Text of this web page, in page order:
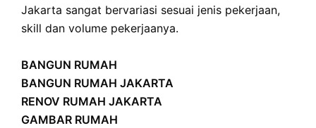
Jakarta sangat bervariasi sesuai jenis pekerjaan,
skill dan volume pekerjaanya.
BANGUN RUMAH
BANGUN RUMAH JAKARTA
RENOV RUMAH JAKARTA
GAMBAR RUMAH